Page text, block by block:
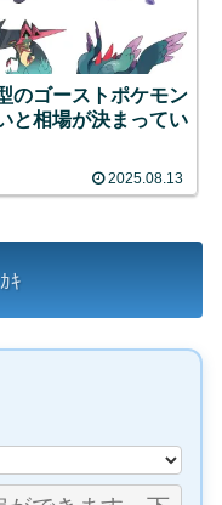
のゴーストポケモン
と相場が決まってい
2025.08.13
ｷ